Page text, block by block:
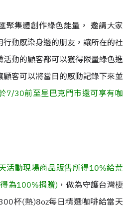
聚集體創作綠色能量， 邀請大家
動感染身邊的朋友，讓所在的社
動的顧客都可以獲得限量綠色進
客可以將當日的感動記錄下來並
7/30前至星巴克門市還可享有咖
活動現場商品販售所得10%給荒
為100%捐贈) ，做為守護台灣棲
杯(熱)8oz每日精選咖啡給當天